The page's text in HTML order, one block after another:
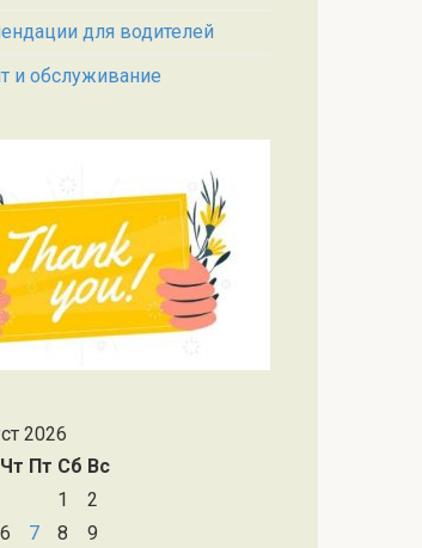
для водителей
и обслуживание
2026
Чт Пт Сб Вс
1
2
6 7 8 9